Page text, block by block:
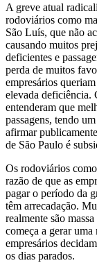
A greve atual
rodoviários como
São Luís, que não
causando muitos
deficientes e
perda de muitos
empresários
elevada deficiência.
entenderam que
passagens, tendo
afirmar
de São Paulo é
Os rodoviários
razão de que as
pagar o período da
têm arrecadação.
realmente são
começa a gerar
empresários
os dias parados.